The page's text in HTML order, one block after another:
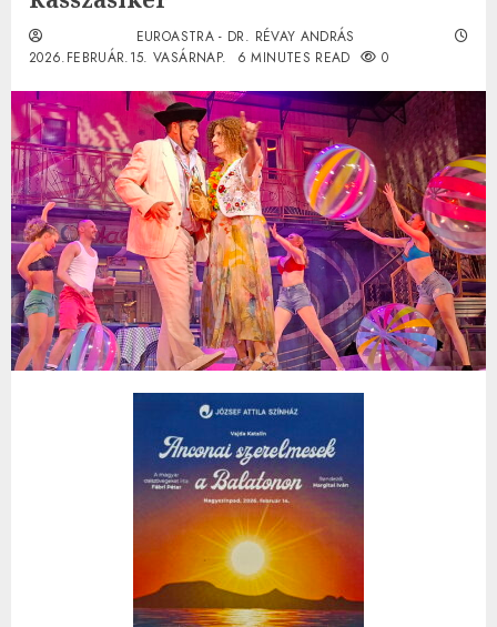
EUROASTRA - DR. RÉVAY ANDRÁS
2026.FEBRUÁR.15. VASÁRNAP.
6 MINUTES READ 0